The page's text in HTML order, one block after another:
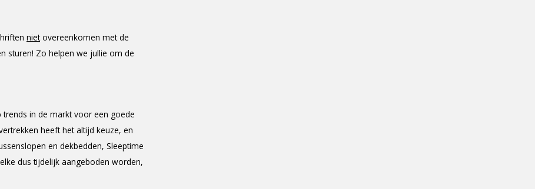
nietovereenkomen met de
sturen! Zo helpen we jullie om de
in de markt voor een goede
heeft het altijd keuze, en
en dekbedden, Sleeptime
dus tijdelijk aangeboden worden,